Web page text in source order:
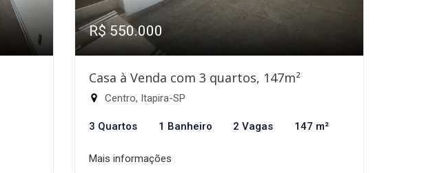
R$ 550.000
Casa à Venda com 3 quartos, 147m²
Centro, Itapira-SP
3 Quartos 1 Banheiro 2 Vagas 147 m²
Mais informações